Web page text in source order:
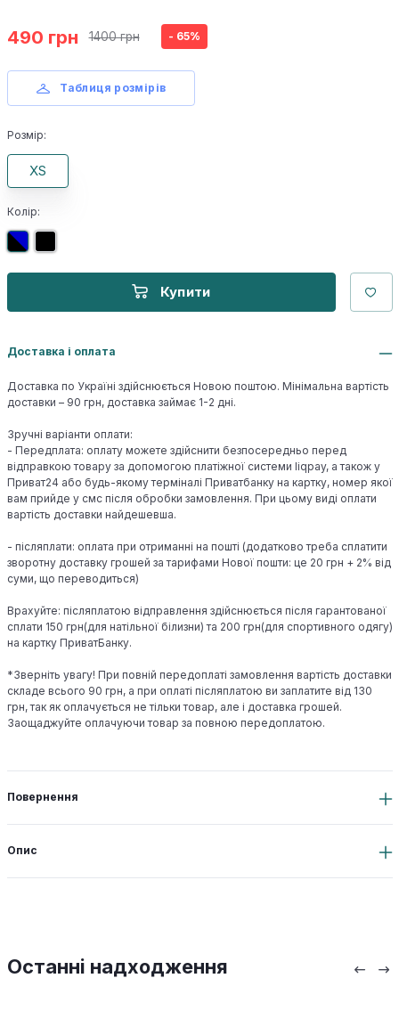
490 грн 1400 грн - 65%
Таблиця розмірів
Розмір:
XS
Колір:
Купити
Доставка і оплата
Доставка по Україні здійснюється Новою поштою. Мінімальна вартість
доставки – 90 грн, доставка займає 1-2 дні.
Зручні варіанти оплати:
- Передплата: оплату можете здійснити безпосередньо перед
відправкою товару за допомогою платіжної системи liqpay, а також у
Приват24 або будь-якому терміналі Приватбанку на картку, номер якої
вам прийде у смс після обробки замовлення. При цьому виді оплати
вартість доставки найдешевша.
- післяплати: оплата при отриманні на пошті (додатково треба сплатити
зворотну доставку грошей за тарифами Нової пошти: це 20 грн + 2% від
суми, що переводиться)
Врахуйте: післяплатою відправлення здійснюється після гарантованої
сплати 150 грн(для натільної білизни) та 200 грн(для спортивного одягу)
на картку ПриватБанку.
*Зверніть увагу! При повній передоплаті замовлення вартість доставки
складе всього 90 грн, а при оплаті післяплатою ви заплатите від 130
грн, так як оплачується не тільки товар, але і доставка грошей.
Заощаджуйте оплачуючи товар за повною передоплатою.
Повернення
Опис
Останні надходження